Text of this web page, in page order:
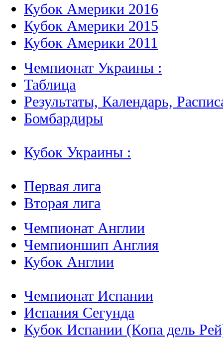
Кубок Америки 2016
Кубок Америки 2015
Кубок Америки 2011
Чемпионат Украины :
Таблица
Результаты, Календарь,
Бомбардиры
Кубок Украины :
Первая лига
Вторая лига
Чемпионат Англии
Чемпионшип Англия
Кубок Англии
Чемпионат Испании
Испания Сегунда
Кубок Испании (Копа дель